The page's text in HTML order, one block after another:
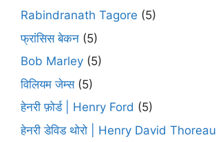
Rabindranath Tagore (5)
फ्रांसिस बेकन (5)
Bob Marley (5)
विलियम जेम्स(5)
हेनरी फ़ोर्ड | Henry Ford (5)
हेनरी डेविड थोरो | Henry David Thoreau